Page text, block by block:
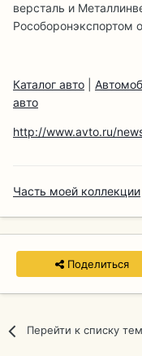
версталь и
Рособоронэкспортом
Каталог авто
авто
http://www.avto.ru/
Часть моей коллекции
Поделиться
Перейти к списку тем